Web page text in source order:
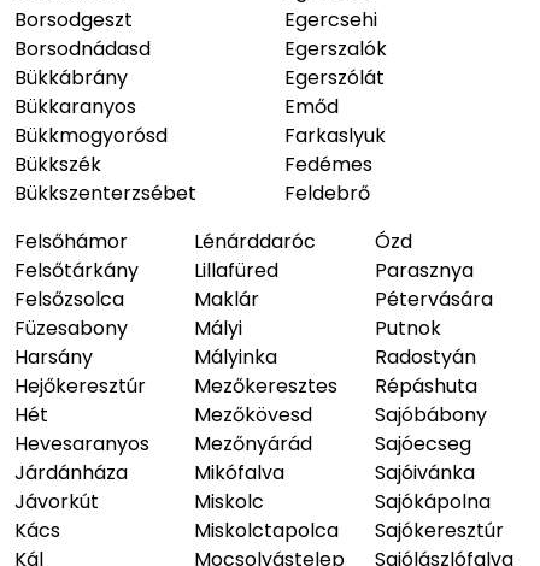
Borsodgeszt
Borsodnádasd
Bükkábrány
Bükkaranyos
Bükkmogyorósd
Bükkszék
Bükkszenterzsébet
Egercsehi
Egerszalók
Egerszólát
Emőd
Farkaslyuk
Fedémes
Feldebrő
Felsőhámor
Felsőtárkány
Felsőzsolca
Füzesabony
Harsány
Hejőkeresztúr
Hét
Hevesaranyos
Járdánháza
Jávorkút
Kács
Kál
Lénárddaróc
Lillafüred
Maklár
Mályi
Mályinka
Mezőkeresztes
Mezőkövesd
Mezőnyárád
Mikófalva
Miskolc
Miskolctapolca
Mocsolyástelep
Ózd
Parasznya
Pétervására
Putnok
Radostyán
Répáshuta
Sajóbábony
Sajóecseg
Sajóivánka
Sajókápolna
Sajókeresztúr
Sajólászlófalva